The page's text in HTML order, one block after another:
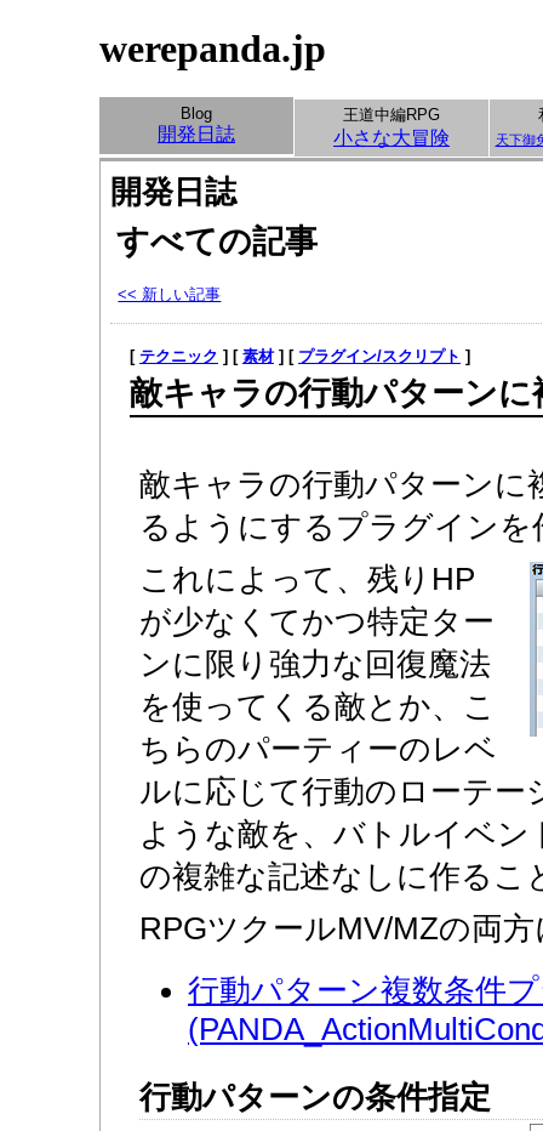
werepanda.jp
Blog
開発日誌
王道中編RPG
小さな大冒険 天下御
開発日誌
すべての記事
<< 新しい記事
[ テクニック ] [ 素材] [ プラグイン/スクリプト ]
敵キャラの行動パターンに
敵キャラの行動パターンに
るようにするプラグインを
これによって、残りHP
が少なくてかつ特定ター
ンに限り強力な回復魔法
を使ってくる敵とか、こ
ちらのパーティーのレベ
ルに応じて行動のローテー
ような敵を、バトルイベ
の複雑な記述なしに作るこ
RPGツクールMV/MZの両
行動パターン複数条件
行動パターンの条件指定